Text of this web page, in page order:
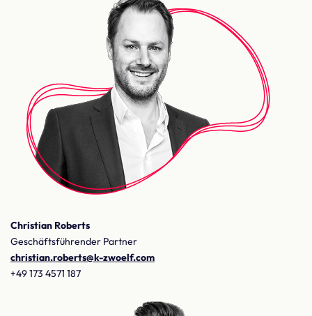
Christian Roberts
Geschäftsführender Partner
christian.roberts@k-zwoelf.com
+49 173 4571 187